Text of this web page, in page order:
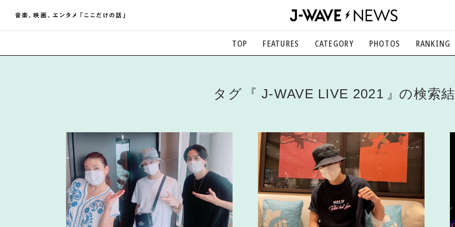
TOP FEATURES CATEGORY
映画、芸能、舞台、スポーツなど
ライフスタイル
食、健康、美容…暮らし豊かに
社会
国内、海外の気になるトピック
PHOTOS RANKING
タグ J-WAVE LIVE 2021 の検索